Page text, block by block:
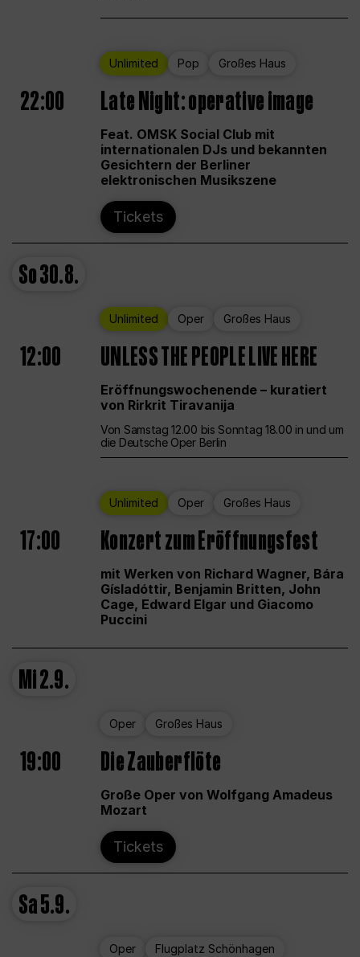
Unlimited Pop Großes Haus
22:00 Late Night: operative image
Feat. OMSK Social Club mit
internationalen DJs und bekannten
Gesichtern der Berliner
elektronischen Musikszene
Tickets
So30.8.
Unlimited Oper Großes Haus
12:00 UNLESS THE PEOPLE LIVE HERE
Eröffnungswochenende – kuratiert
von Rirkrit Tiravanija
Von Samstag 12.00 bis Sonntag 18.00 in und um
die Deutsche Oper Berlin
Unlimited Oper Großes Haus
17:00 Konzert zum Eröffnungsfest
mit Werken von Richard Wagner, Bára
Gísladóttir, Benjamin Britten, John
Cage, Edward Elgar und Giacomo
Puccini
Mi2.9.
Oper Großes Haus
19:00 Die Zauberflöte
Große Oper von Wolfgang Amadeus
Mozart
Tickets
Sa5.9.
Oper Flugplatz Schönhagen